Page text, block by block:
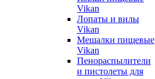
Vikan
Лопаты и вилы
Vikan
Мешалки пищевые
Vikan
Пенораспылители
и пистолеты для